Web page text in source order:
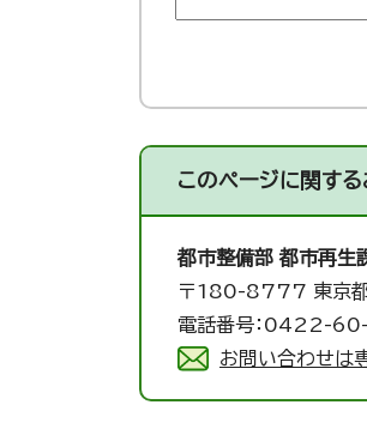
このページに関する
都市整備部 都市再生
〒180-8777 東京
電話番号：0422-
お問い合わせは